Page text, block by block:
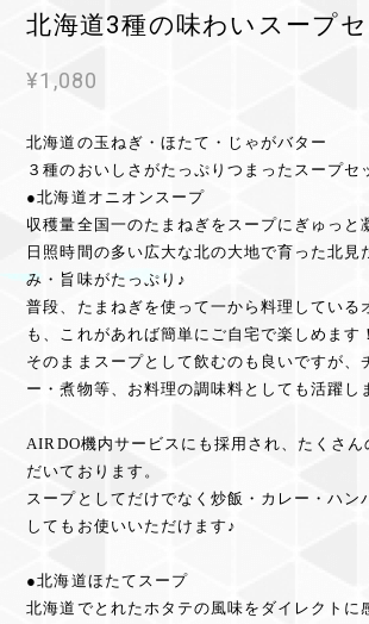
北海道3種の味わいスープセ
¥1,080
北海道の玉ねぎ・ほたて・じゃがバター
３種のおいしさがたっぷりつまったスープセ
●北海道オニオンスープ
収穫量全国一のたまねぎをスープにぎゅっと
日照時間の多い広大な北の大地で育った北見
み・旨味がたっぷり♪
普段、たまねぎを使って一から料理している
も、これがあれば簡単にご自宅で楽しめます！
そのままスープとして飲むのも良いですが、
ー・煮物等、お料理の調味料としても活躍し
AIRDO機内サービスにも採用され、たくさん
だいております。
スープとしてだけでなく炒飯・カレー・ハン
してもお使いいただけます♪
●北海道ほたてスープ
北海道でとれたホタテの風味をダイレクトに